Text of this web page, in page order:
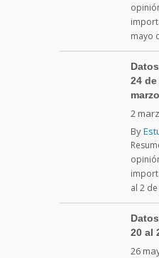
mayo
24
2
By
al 2
20 al
26